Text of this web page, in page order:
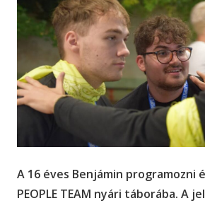
A 16 éves Benjámin programozni
PEOPLE TEAM nyári táborába. A